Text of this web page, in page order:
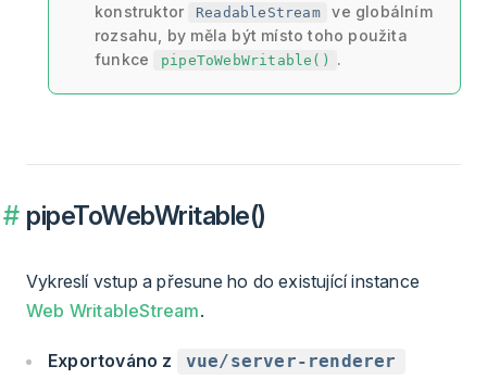
konstruktor ReadableStream
ve globálním
rozsahu, by měla být místo toho použita
funkce
pipeToWebWritable() .
pipeToWebWritable()
Vykreslí vstup a přesune ho do existující instance
Web WritableStream.
Exportováno z vue/server-renderer